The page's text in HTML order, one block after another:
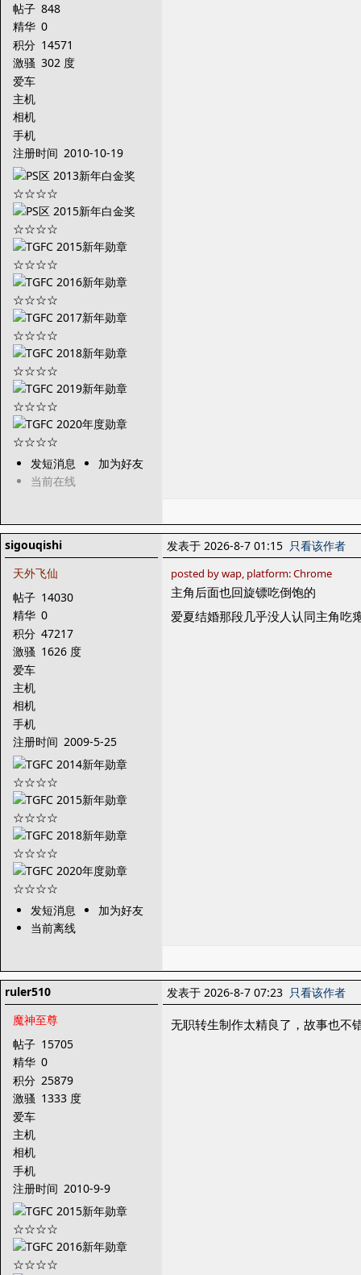
帖子 848
精华 0
积分 14571
激骚 302 度
爱车
主机
相机
手机
注册时间 2010-10-19
发短消息
加为好友
当前在线
sigouqishi
天外飞仙
帖子 14030
精华 0
积分 47217
激骚 1626 度
爱车
主机
相机
手机
注册时间 2009-5-25
发短消息
加为好友
当前离线
发表于 2026-8-7 01:15 只看该作者
posted by wap, platform: Chrome
主角后面也回旋镖吃倒饱的
爱夏结婚那段几乎没人认同主角吃
ruler510
魔神至尊
帖子 15705
精华 0
积分 25879
激骚 1333 度
爱车
主机
相机
手机
注册时间 2010-9-9
发表于 2026-8-7 07:23 只看该作者
无职转生制作太精良了，故事也不